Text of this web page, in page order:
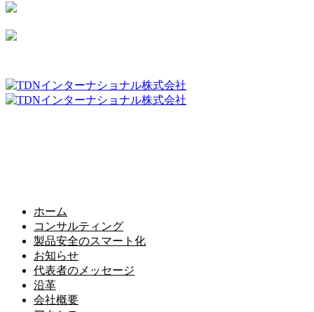
ホーム
コンサルティング
製品安全のスマート化
お知らせ
代表者のメッセージ
沿革
会社概要